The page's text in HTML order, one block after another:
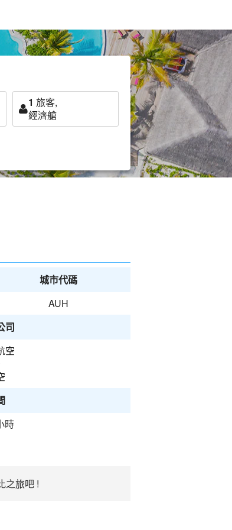
1 旅客,
經濟艙
城市代碼
AUH
司
空
時
之旅吧 !